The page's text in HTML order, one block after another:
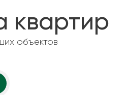
квартир
объектов